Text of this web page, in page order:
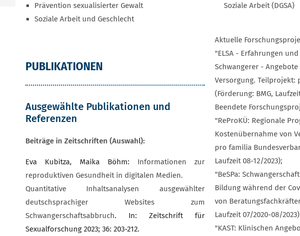
Prävention sexualisierter Gewalt
Soziale Arbeit und Geschlecht
PUBLIKATIONEN
Ausgewählte Publikationen und
Referenzen
Beiträge in Zeitschriften (Auswahl):
Eva Kubitza, Maika Böhm: Informationen zur
reproduktiven Gesundheit in digitalen Medien.
Quantitative Inhaltsanalysen ausgewählter
deutschsprachiger Websites zum
Schwangerschaftsabbruch. In: Zeitschrift für
Sexualforschung 2023; 36: 203-212.
Soziale Arbeit (DGSA)
Aktuelle
"ELSA - Erfahrungen
Schwangerer -
Versorgung. Teilprojekt:
(Förderung: BMG,
Beendete
"ReProKÜ: Regionale
Kostenübernahme von
pro familia
Laufzeit 08-12/2023);
"BeSPa:
Bildung während der
von
Laufzeit 07/2020-08/
"KAST: Klinischen